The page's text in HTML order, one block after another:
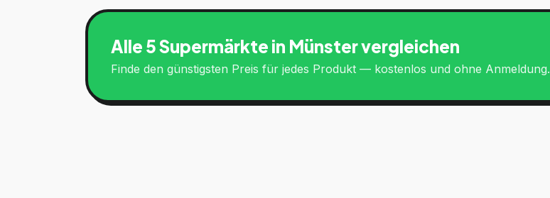
Alle 5 Supermärkte in Münstervergleichen
Finde den günstigsten Preis für jedes Produkt — kostenlos und ohne Anmeldung.